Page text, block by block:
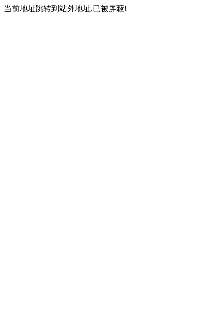
当前地址跳转到站外地址,已被屏蔽!